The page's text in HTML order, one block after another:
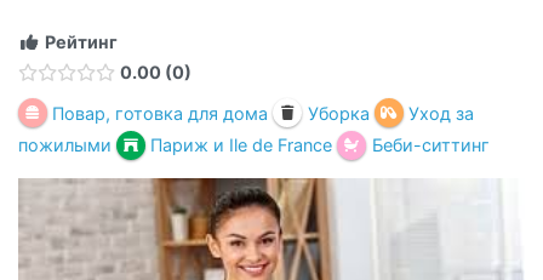
Рейтинг
0.00 0
Повар, готовка для дома
Уборка
Уход за
пожилыми
Париж и Ile de France Беби-ситтинг